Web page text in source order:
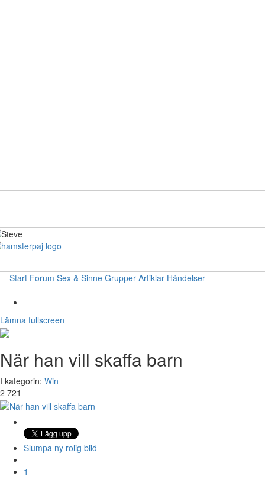
Start Forum Sex & Sinne Grupper Artiklar Händelser
Lämna fullscreen
När han vill skaffa barn
I kategorin: Win
2 721
Slumpa ny rolig bild
1